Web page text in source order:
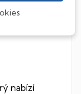
který
nabízí